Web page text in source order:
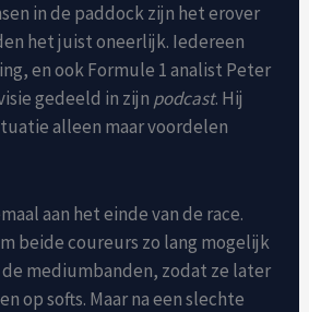
in de paddock zijn het erover
het juist oneerlijk. Iedereen
en ook Formule 1 analist Peter
gedeeld in zijn podcast. Hij
alleen maar voordelen
aan het einde van de race.
beide coureurs zo lang mogelijk
mediumbanden, zodat ze later
op softs. Maar na een slechte